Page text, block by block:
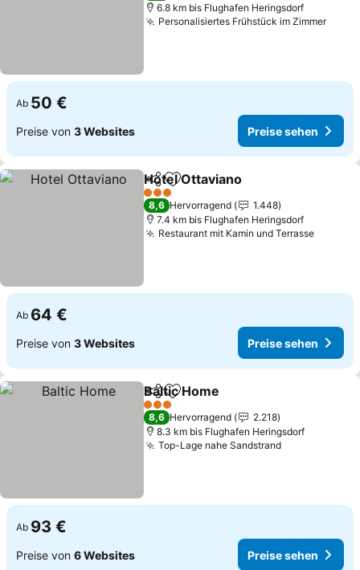
6.8 km bis Flughafen Heringsdorf
Personalisiertes Frühstück im Zimmer
Ab 50 €
Preise von 3 Websites Preise sehen
TeilenZu Favoriten hinzufügen
Hotel Ottaviano
3 Sterne
8,6 Hervorragend
1.448
7.4 km bis Flughafen Heringsdorf
Restaurant mit Kamin und Terrasse
Ab 64 €
Preise von 3 Websites Preise sehen
TeilenZu Favoriten hinzufügen
Baltic Home
3 Sterne
8,6 Hervorragend
2.218
8.3 km bis Flughafen Heringsdorf
Top-Lage nahe Sandstrand
Ab 93 €
Preise von 6 Websites Preise sehen